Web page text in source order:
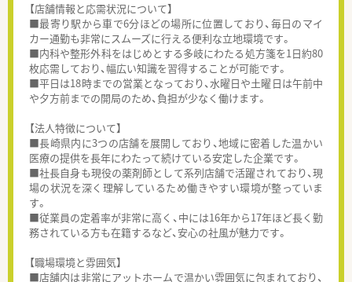
【店舗情報と応需状況について】
■最寄り駅から車で6分ほどの場所に位置しており、毎日のマイ
カー通勤も非常にスムーズに行える便利な立地環境です。
■内科や整形外科をはじめとする多岐にわたる処方箋を1日約80
枚応需しており、幅広い知識を習得することが可能です。
■平日は18時までの営業となっており、水曜日や土曜日は午前中
や夕方前までの開局のため、負担が少なく働けます。
【法人特徴について】
■長崎県内に3つの店舗を展開しており、地域に密着した温かい
医療の提供を長年にわたって続けている安定した企業です。
■社長自身も現役の薬剤師として系列店舗で活躍されており、現
場の状況を深く理解しているため働きやすい環境が整っていま
す。
■従業員の定着率が非常に高く、中には16年から17年ほど長く勤
務されている方も在籍するなど、安心の社風が魅力です。
【職場環境と雰囲気】
■店舗内は非常にアットホームで温かい雰囲気に包まれており、